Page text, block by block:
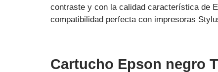
contraste y con la calidad característica de
compatibilidad perfecta con impresoras
Cartucho Epson negro